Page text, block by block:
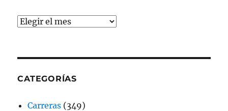
Archivos
CATEGORÍAS
Carreras (349)